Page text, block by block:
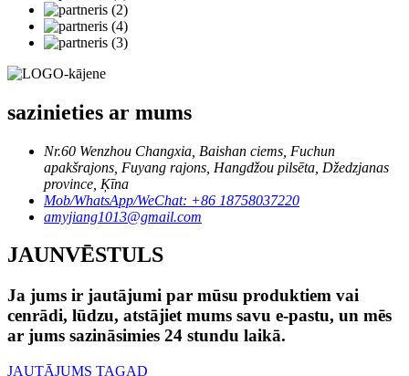
sazinieties ar mums
Nr.60 Wenzhou Changxia, Baishan ciems, Fuchun
apakšrajons, Fuyang rajons, Hangdžou pilsēta, Džedzjanas
province, Ķīna
Mob/WhatsApp/WeChat: +86 18758037220
amyjiang1013@gmail.com
JAUNVĒSTULS
Ja jums ir jautājumi par mūsu produktiem vai
cenrādi, lūdzu, atstājiet mums savu e-pastu, un mēs
ar jums sazināsimies 24 stundu laikā.
JAUTĀJUMS TAGAD